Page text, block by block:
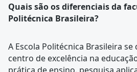
Quais são os diferenciais da
Politécnica Brasileira?
A Escola Politécnica Brasileira
centro de excelência na